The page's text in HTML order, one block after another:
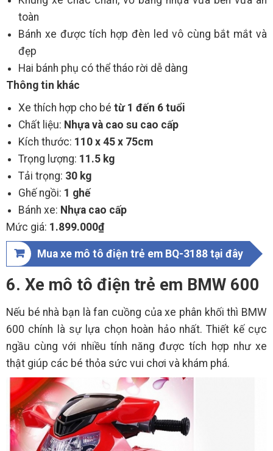
toàn
Bánh xe được tích hợp đèn led vô cùng bắt mắt và
đẹp
Hai bánh phụ có thể tháo rời dễ dàng
Thông tin khác
Xe thích hợp cho bé từ 1 đến 6 tuổi
Chất liệu: Nhựa và cao su cao cấp
Kích thước: 110 x 45 x 75cm
Trọng lượng: 11.5 kg
Tải trọng: 30 kg
Ghế ngồi: 1 ghế
Bánh xe: Nhựa cao cấp
Mức giá: 1.899.000₫
Mua xe mô tô điện trẻ em BQ-3188 tại đây
6. Xe mô tô điện trẻ em BMW 600
Nếu bé nhà bạn là fan cuồng của xe phân khối thì BMW
600 chính là sự lựa chọn hoàn hảo nhất. Thiết kế cực
ngầu cùng với nhiều tính năng được tích hợp như xe
thật giúp các bé thỏa sức vui chơi và khám phá.